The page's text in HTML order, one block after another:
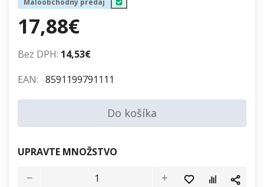
Maloobchodný predaj
17,88€
Bez DPH: 14,53€
EAN: 8591199791111
Do košíka
UPRAVTE MNOŽSTVO